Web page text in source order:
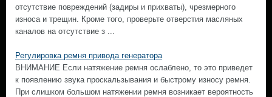
отсутствие повреждений (задиры и прихваты), чрезмерного
износа и трещин. Кроме того, проверьте отверстия масляных
каналов на отсутствие з ...
Регулировка ремня привода генератора
ВНИМАНИЕ Если натяжение ремня ослаблено, то это приведет
к появлению звука проскальзывания и быстрому износу ремня.
При слишком большом натяжении ремня возникает вероятность